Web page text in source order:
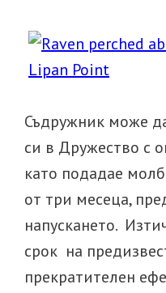
Съдружник може
си в Дружество с
като подадае
от три месеца,
напускането.
срок на
прекратителен